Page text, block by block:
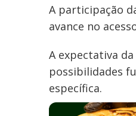
A participação
avance no
A expectativa
possibilidades
específica.